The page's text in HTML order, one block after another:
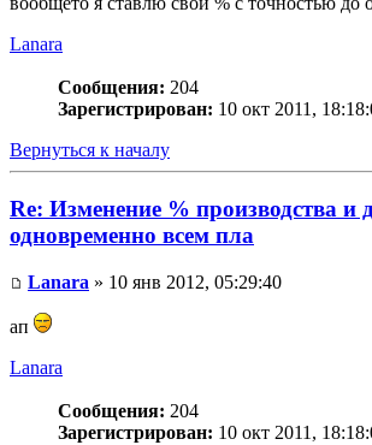
Lanara
Сообщения: 204
Зарегистрирован: 10 окт 2011,
Вернуться к началу
Re: Изменение % производства и
одновременно всем пла
Lanara » 10 янв 2012, 05:29:40
ап
Lanara
Сообщения: 204
Зарегистрирован: 10 окт 2011,